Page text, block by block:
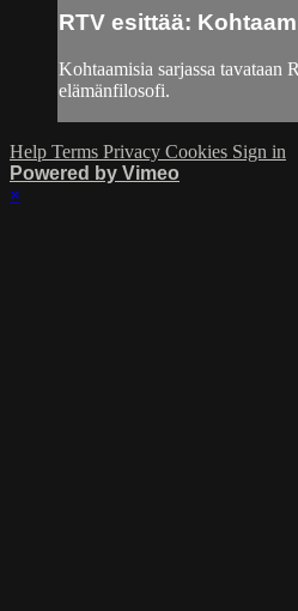
RTV esittää:
Kohtaamisia sarjassa tavataan
elämänfilosofi.
Help Terms Privacy Cookies Sign in
Powered by Vimeo
×